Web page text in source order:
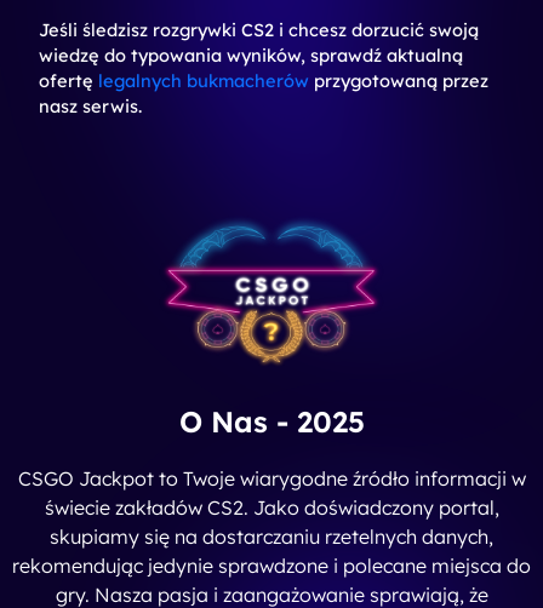
Jeśli śledzisz rozgrywki CS2 i chcesz dorzucić swoją
wiedzę do typowania wyników, sprawdź aktualną
ofertę legalnych bukmacherów przygotowaną przez
nasz serwis.
O Nas - 2025
CSGO Jackpot to Twoje wiarygodne źródło informacji w
świecie zakładów CS2. Jako doświadczony portal,
skupiamy się na dostarczaniu rzetelnych danych,
rekomendując jedynie sprawdzone i polecane miejsca do
gry. Nasza pasja i zaangażowanie sprawiają, że